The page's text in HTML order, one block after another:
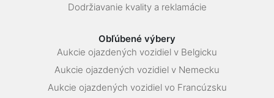
Dodržiavanie kvality a reklamácie
Obľúbené výbery
Aukcie ojazdených vozidiel v Belgicku
Aukcie ojazdených vozidiel v Nemecku
Aukcie ojazdených vozidiel vo Francúzsku